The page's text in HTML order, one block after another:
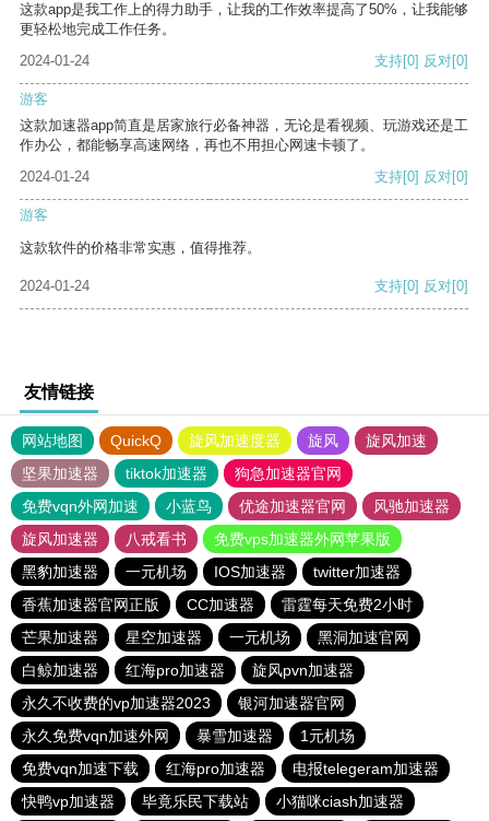
这款app是我工作上的得力助手，让我的工作效率提高了50%，让我能够
更轻松地完成工作任务。
2024-01-24
支持[0] 反对[0]
游客
这款加速器app简直是居家旅行必备神器，无论是看视频、玩游戏还是工
作办公，都能畅享高速网络，再也不用担心网速卡顿了。
2024-01-24
支持[0] 反对[0]
游客
这款软件的价格非常实惠，值得推荐。
2024-01-24 支持[0] 反对[0]
友情链接
网站地图 QuickQ 旋风加速度器 旋风
旋风加速
坚果加速器
tiktok加速器
狗急加速器官网
免费vqn外网加速
小蓝鸟 优途加速器官网
风驰加速器
旋风加速器
八戒看书
免费vps加速器外网苹果版
黑豹加速器
一元机场 IOS加速器
twitter加速器
香蕉加速器官网正版
CC加速器
雷霆每天免费2小时
芒果加速器
星空加速器 一元机场
黑洞加速官网
白鲸加速器
红海pro加速器
旋风pvn加速器
永久不收费的vp加速器2023
银河加速器官网
永久免费vqn加速外网
暴雪加速器
1元机场
免费vqn加速下载
红海pro加速器
电报telegeram加速器
快鸭vp加速器
毕竟乐民下载站 小猫咪ciash加速器